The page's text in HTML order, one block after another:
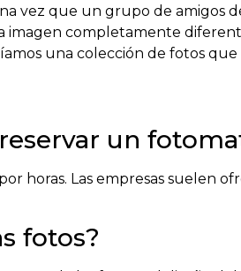
vez que un grupo de amigos
completamente
una colección de fotos
un
horas. Las empresas suelen
fotos?